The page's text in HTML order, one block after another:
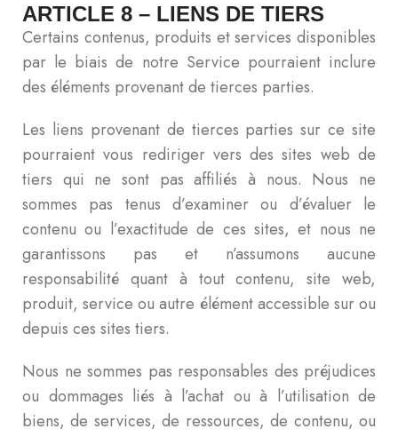
ARTICLE 8 – LIENS DE TIERS
Certains contenus, produits et services disponibles
par le biais de notre Service pourraient inclure
des éléments provenant de tierces parties.
Les liens provenant de tierces parties sur ce site
pourraient vous rediriger vers des sites web de
tiers qui ne sont pas affiliés à nous. Nous ne
sommes pas tenus d’examiner ou d’évaluer le
contenu ou l’exactitude de ces sites, et nous ne
garantissons pas et n’assumons aucune
responsabilité quant à tout contenu, site web,
produit, service ou autre élément accessible sur ou
depuis ces sites tiers.
Nous ne sommes pas responsables des préjudices
ou dommages liés à l’achat ou à l’utilisation de
biens, de services, de ressources, de contenu, ou